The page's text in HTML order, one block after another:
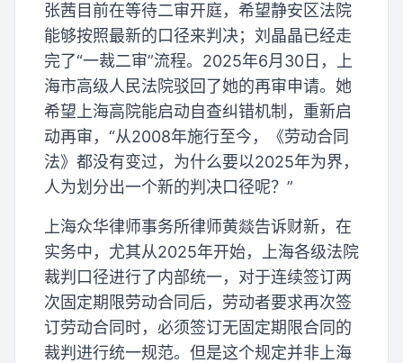
张茜目前在等待二审开庭，希望静安区法院
能够按照最新的口径来判决；刘晶晶已经走
完了“一裁二审”流程。2025年6月30日，上
海市高级人民法院驳回了她的再审申请。她
希望上海高院能启动自查纠错机制，重新启
动再审，“从2008年施行至今，《劳动合同
法》都没有变过，为什么要以2025年为界，
人为划分出一个新的判决口径呢？”
上海众华律师事务所律师黄燚告诉财新，在
实务中，尤其从2025年开始，上海各级法院
裁判口径进行了内部统一，对于连续签订两
次固定期限劳动合同后，劳动者要求再次签
订劳动合同时，必须签订无固定期限合同的
裁判进行统一规范。但是这个规定并非上海